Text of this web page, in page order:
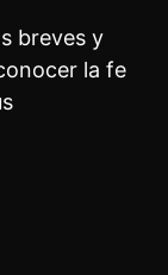
breves y
la fe